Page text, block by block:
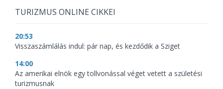
TURIZMUS ONLINE CIKKEI
20:53
Visszaszámlálás indul: pár nap, és kezdődik a Sziget
14:00
Az amerikai elnök egy tollvonással véget vetett a születési
turizmusnak